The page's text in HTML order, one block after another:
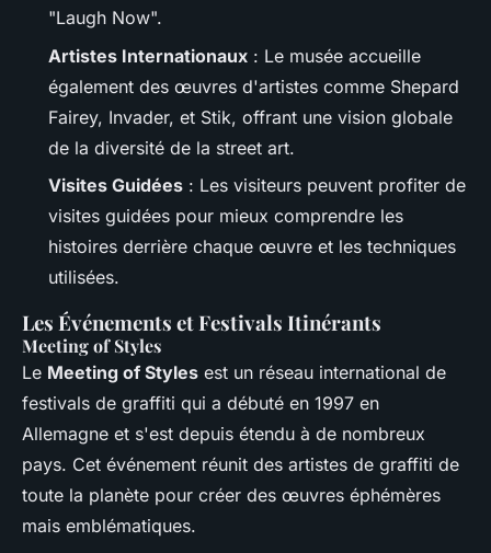
"Laugh Now".
Artistes Internationaux : Le musée accueille
également des œuvres d'artistes comme Shepard
Fairey, Invader, et Stik, offrant une vision globale
de la diversité de la street art.
Visites Guidées : Les visiteurs peuvent profiter de
visites guidées pour mieux comprendre les
histoires derrière chaque œuvre et les techniques
utilisées.
Les Événements et Festivals Itinérants
Meeting of Styles
Le Meeting of Styles est un réseau international de
festivals de graffiti qui a débuté en 1997 en
Allemagne et s'est depuis étendu à de nombreux
pays. Cet événement réunit des artistes de graffiti de
toute la planète pour créer des œuvres éphémères
mais emblématiques.